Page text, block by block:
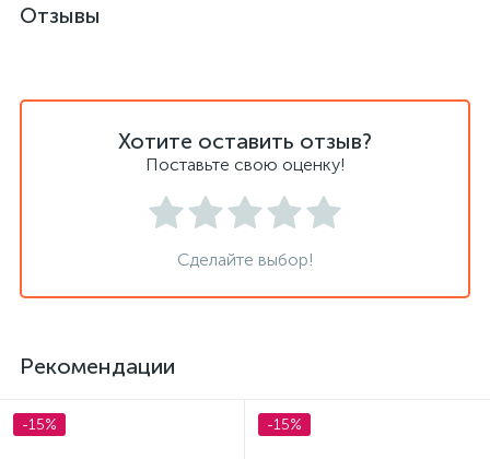
Отзывы
Хотите оставить отзыв?
Поставьте свою оценку!
Сделайте выбор!
Рекомендации
-15% -15%